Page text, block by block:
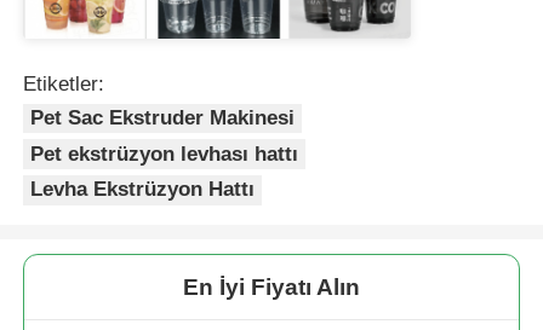
Etiketler:
Pet Sac Ekstruder Makinesi
Pet ekstrüzyon levhası hattı
Levha Ekstrüzyon Hattı
En İyi Fiyatı Alın